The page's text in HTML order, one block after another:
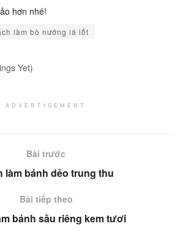
hơn nhé!
làm bò nướng lá lốt
Yet)
ADVERTISEMENT
Bài trước
làm bánh dẻo trung thu
Bài tiếp theo
bánh sầu riêng kem tươi